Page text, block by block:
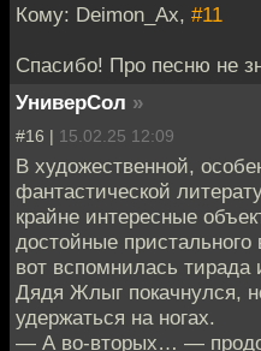
Кому: Deimon_Ax, #11
Спасибо! Про песню не
УниверСол »
#16 | 15.02.25 12:09
В художественной,
фантастической
крайне интересные
достойные
вот вспомнилась тирада
Дядя Жлыг покачнулся,
удержаться на ногах.
— А во-вторых… —